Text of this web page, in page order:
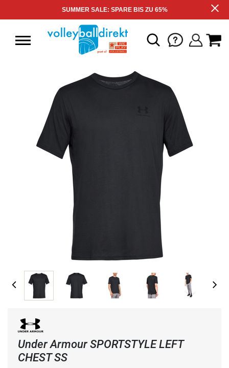
SUMMER SALE: SPARE BIS ZU 65%
Under Armour SPORTSTYLE LEFT
CHEST SS